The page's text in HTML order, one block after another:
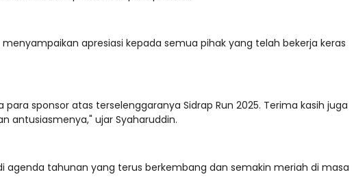
apresiasi kepada semua pihak yang telah bekerja keras
sponsor atas terselenggaranya Sidrap Run 2025. Terima kasih juga
antusiasmenya," ujar Syaharuddin.
agenda tahunan yang terus berkembang dan semakin meriah di masa